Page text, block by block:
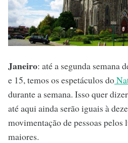
Janeiro: até a segunda semana
e 15, temos os espetáculos do
durante a semana. Isso quer
até aqui ainda serão iguais à
movimentação de pessoas pelos
maiores.